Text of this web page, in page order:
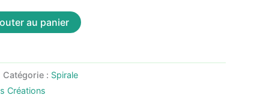
au panier
Catégorie : Spirale
Créations